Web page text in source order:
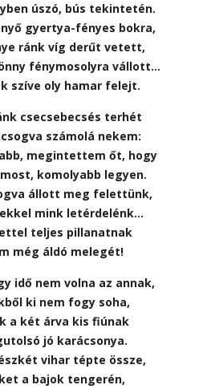
úszó, bús tekintetén.
gyertya-fényes bokra,
ránk víg derűt vetett,
fénymosolyra vállott…
szíve oly hamar felejt.
csecsebecsés terhét
számolá nekem:
megintettem őt, hogy
komolyabb legyen.
állott meg felettünk,
mink letérdelénk…
teljes pillanatnak
még áldó melegét!
idő nem volna az annak,
ki nem fogy soha,
a két árva kis fiúnak
jó karácsonya.
vihar tépte össze,
a bajok tengerén,